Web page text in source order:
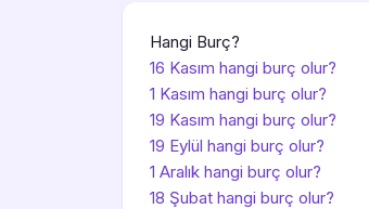
Hangi Burç?
16 Kasım hangi burç olur?
1 Kasım hangi burç olur?
19 Kasım hangi burç olur?
19 Eylül hangi burç olur?
1 Aralık hangi burç olur?
18 Şubat hangi burç olur?